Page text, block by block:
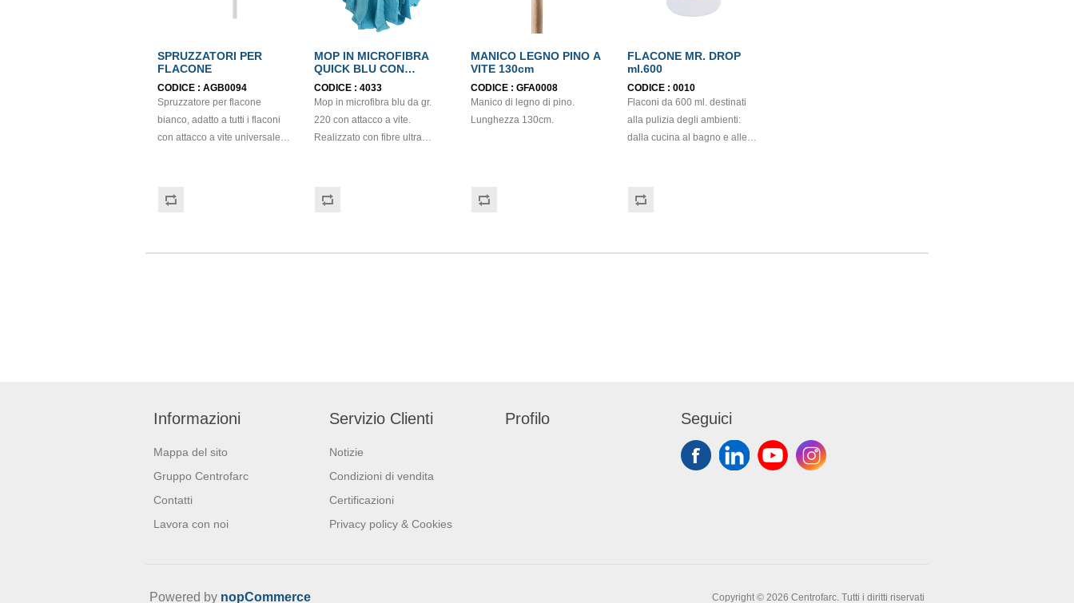
SPRUZZATORI PER
FLACONE
CODICE : AGB0094
Spruzzatore per flacone
bianco, adatto a tutti i flaconi
con attacco a vite universale.
ne è rimasto poco sul fondo.
MOP IN MICROFIBRA
QUICK BLU CON
ATTACCO A VITE
CODICE : 4033
Mop in microfibra blu da gr.
220 con attacco a vite.
Realizzato con fibre ultra
versatile. Adatto a tutti i tipi di
MANICO LEGNO PINO A
VITE 130cm
CODICE : GFA0008
Manico di legno di pino.
Lunghezza 130cm.
FLACONE MR. DROP
ml.600
CODICE : 0010
Flaconi da 600 ml. destinati
alla pulizia degli ambienti:
dalla cucina al bagno e alle
atomizzata di liquidi, siano
Informazioni
Mappa del sito
Gruppo Centrofarc
Contatti
Lavora con noi
Servizio Clienti
Notizie
Condizioni di vendita
Certificazioni
Privacy policy & Cookies
Profilo Seguici
Copyright © 2026 Centrofarc. Tutti i diritti riservati
Powered by nopCommerce